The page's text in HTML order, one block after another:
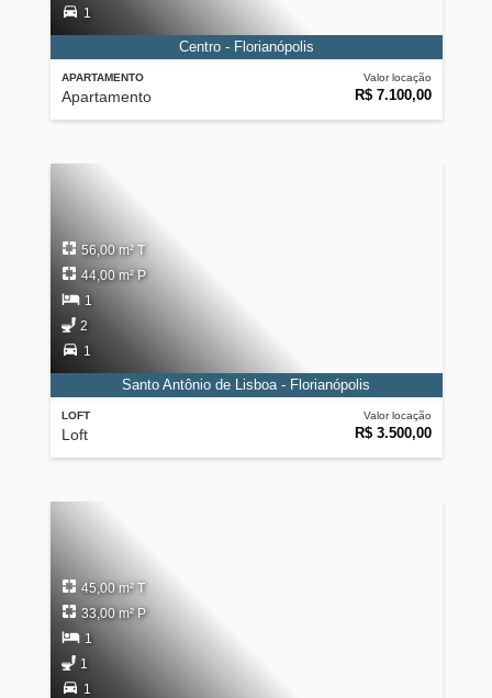
APARTAMENTO
Apartamento
Valor locação
R$ 7.100,00
1
Centro - Florianópolis
LOFT
Loft
Valor locação
R$ 3.500,00
56,00 m² T
44,00 m² P
1
2
1
Santo Antônio de Lisboa - Florianópolis
45,00 m² T
33,00 m² P
1
1
1